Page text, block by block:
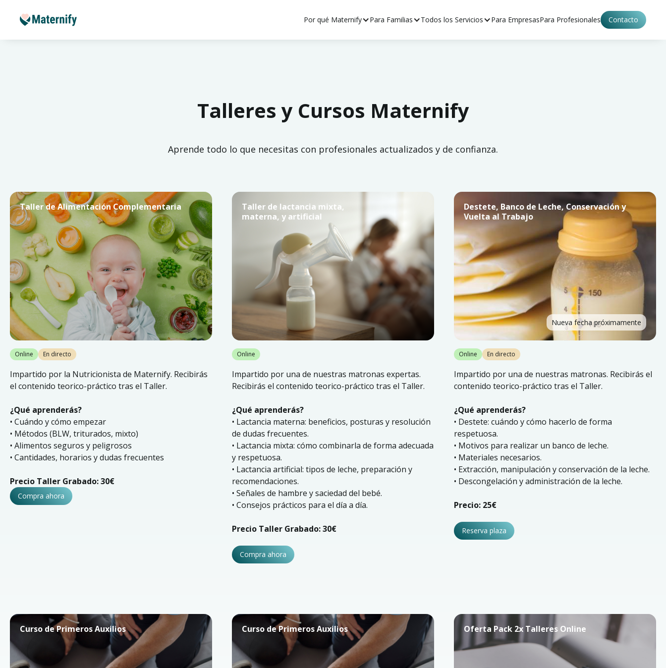
Por qué Maternify Para Familias Todos los Servicios Para EmpresasPara Profesionales Contacto
Talleres y Cursos Maternify
Aprende todo lo que necesitas con profesionales actualizados y de confianza.
Taller de Alimentación Complementaria
Online En directo
Impartido por la Nutricionista de Maternify. Recibirás
el contenido teorico-práctico tras el Taller.
¿Qué aprenderás?
• Cuándo y cómo empezar
• Métodos (BLW, triturados, mixto)
• Alimentos seguros y peligrosos
• Cantidades, horarios y dudas frecuentes
Precio Taller Grabado: 30€
Compra ahora
Taller de lactancia mixta,
materna, y artificial
Online
Impartido por una de nuestras matronas expertas.
Recibirás el contenido teorico-práctico tras el Taller.
¿Qué aprenderás?
• Lactancia materna: beneficios, posturas y resolución
de dudas frecuentes.
• Lactancia mixta: cómo combinarla de forma adecuada
y respetuosa.
• Lactancia artificial: tipos de leche, preparación y
recomendaciones.
• Señales de hambre y saciedad del bebé.
• Consejos prácticos para el día a día.
Precio Taller Grabado: 30€
Compra ahora
Destete, Banco de Leche, Conservación y
Vuelta al Trabajo
Nueva fecha próximamente
Online En directo
Impartido por una de nuestras matronas. Recibirás el
contenido teorico-práctico tras el Taller.
¿Qué aprenderás?
• Destete: cuándo y cómo hacerlo de forma
respetuosa.
• Motivos para realizar un banco de leche.
• Materiales necesarios.
• Extracción, manipulación y conservación de la leche.
• Descongelación y administración de la leche.
Precio: 25€
Reserva plaza
Curso de Primeros Auxilios Curso de Primeros Auxilios Oferta Pack 2x Talleres Online